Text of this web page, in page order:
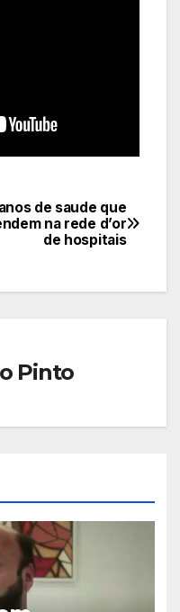
de saude que
na rede d’or
de hospitais
Pinto